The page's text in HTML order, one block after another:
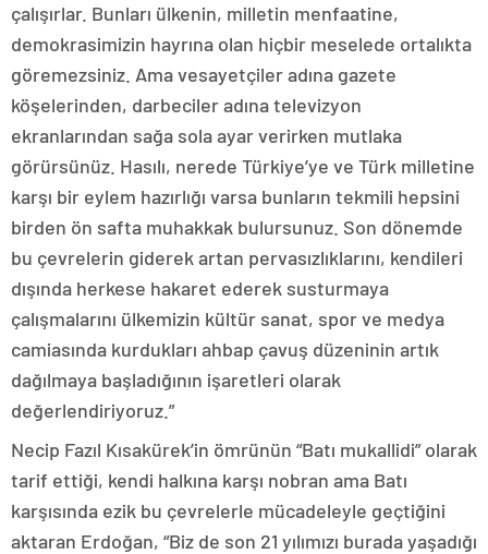
çalışırlar. Bunları ülkenin, milletin menfaatine,
demokrasimizin hayrına olan hiçbir meselede ortalıkta
göremezsiniz. Ama vesayetçiler adına gazete
köşelerinden, darbeciler adına televizyon
ekranlarından sağa sola ayar verirken mutlaka
görürsünüz. Hasılı, nerede Türkiye’ye ve Türk milletine
karşı bir eylem hazırlığı varsa bunların tekmili hepsini
birden ön safta muhakkak bulursunuz. Son dönemde
bu çevrelerin giderek artan pervasızlıklarını, kendileri
dışında herkese hakaret ederek susturmaya
çalışmalarını ülkemizin kültür sanat, spor ve medya
camiasında kurdukları ahbap çavuş düzeninin artık
dağılmaya başladığının işaretleri olarak
değerlendiriyoruz.”
Necip Fazıl Kısakürek’in ömrünün “Batı mukallidi” olarak
tarif ettiği, kendi halkına karşı nobran ama Batı
karşısında ezik bu çevrelerle mücadeleyle geçtiğini
aktaran Erdoğan, “Biz de son 21 yılımızı burada yaşadığı